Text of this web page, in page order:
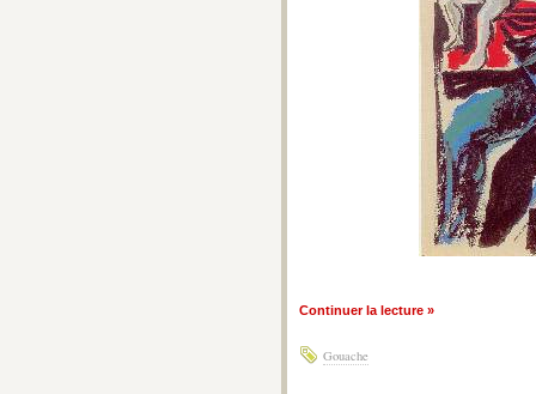
Continuer la lecture »
Gouache